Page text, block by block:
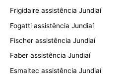
Frigidaire assistência Jundiaí
Fogatti assistência Jundiaí
Fischer assistência Jundiaí
Faber assistência Jundiaí
Esmaltec assistência Jundiaí